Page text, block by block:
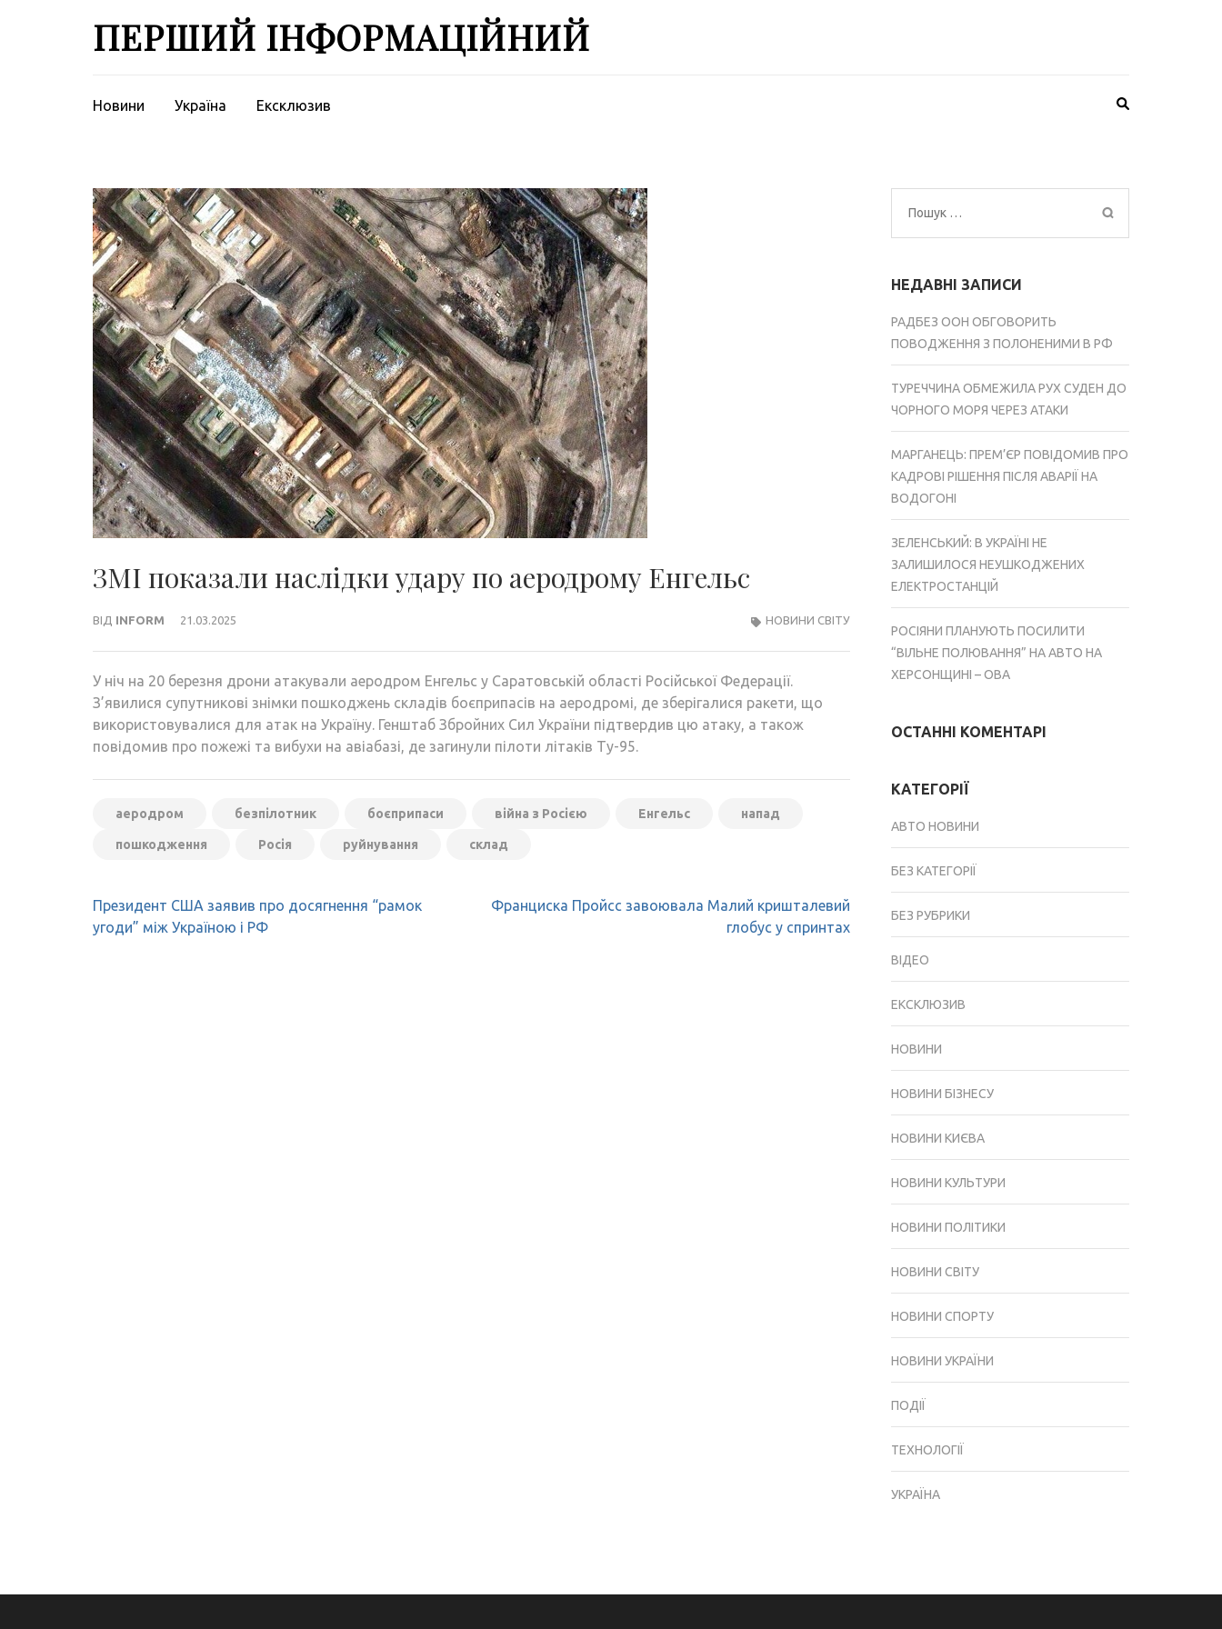
ПЕРШИЙ ІНФОРМАЦІЙНИЙ
Новини Україна Ексклюзив
ЗМІ показали наслідки удару по аеродрому Енгельс
ВІД INFORM 21.03.2025 НОВИНИ СВІТУ
У ніч на 20 березня дрони атакували аеродром Енгельс у Саратовській області Російської Федерації.
З’явилися супутникові знімки пошкоджень складів боєприпасів на аеродромі, де зберігалися ракети, що
використовувалися для атак на Україну. Генштаб Збройних Сил України підтвердив цю атаку, а також
повідомив про пожежі та вибухи на авіабазі, де загинули пілоти літаків Ту-95.
аеродром безпілотник боєприпаси війна з Росією Енгельс напад
пошкодження Росія руйнування склад
Навігація
записів
Президент США заявив про досягнення “рамок
угоди” між Україною і РФ
Франциска Пройсс завоювала Малий кришталевий
глобус у спринтах
Пошук:
НЕДАВНІ ЗАПИСИ
РАДБЕЗ ООН ОБГОВОРИТЬ
ПОВОДЖЕННЯ З ПОЛОНЕНИМИ В РФ
ТУРЕЧЧИНА ОБМЕЖИЛА РУХ СУДЕН ДО
ЧОРНОГО МОРЯ ЧЕРЕЗ АТАКИ
МАРГАНЕЦЬ: ПРЕМ’ЄР ПОВІДОМИВ ПРО
КАДРОВІ РІШЕННЯ ПІСЛЯ АВАРІЇ НА
ВОДОГОНІ
ЗЕЛЕНСЬКИЙ: В УКРАЇНІ НЕ
ЗАЛИШИЛОСЯ НЕУШКОДЖЕНИХ
ЕЛЕКТРОСТАНЦІЙ
РОСІЯНИ ПЛАНУЮТЬ ПОСИЛИТИ
“ВІЛЬНЕ ПОЛЮВАННЯ” НА АВТО НА
ХЕРСОНЩИНІ – ОВА
ОСТАННІ КОМЕНТАРІ
КАТЕГОРІЇ
АВТО НОВИНИ
БЕЗ КАТЕГОРІЇ
БЕЗ РУБРИКИ
ВІДЕО
ЕКСКЛЮЗИВ
НОВИНИ
НОВИНИ БІЗНЕСУ
НОВИНИ КИЄВА
НОВИНИ КУЛЬТУРИ
НОВИНИ ПОЛІТИКИ
НОВИНИ СВІТУ
НОВИНИ СПОРТУ
НОВИНИ УКРАЇНИ
ПОДІЇ
ТЕХНОЛОГІЇ
УКРАЇНА